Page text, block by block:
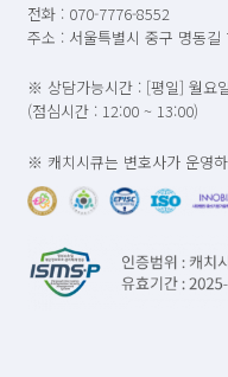
전화 : 070-7776-8552
주소 : 서울특별시 중구 명동
※ 상담가능시간 : [평일] 월요
(점심시간 : 12:00 ~ 13:00)
※ 캐치시큐는 변호사가 운영